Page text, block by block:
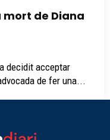
mort de Diana
de fer una...